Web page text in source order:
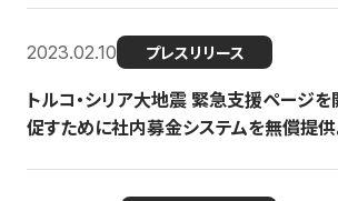
2023.02.10 プレスリリース
トルコ・シリア大地震 緊急支援ページ
促すために社内募金システムを無償提供